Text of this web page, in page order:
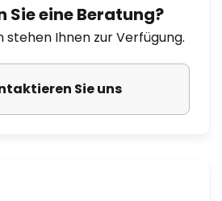
Sie eine Beratung?
stehen Ihnen zur Verfügung.
Sie uns